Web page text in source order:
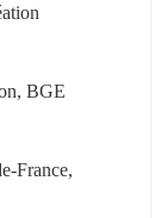
BGE
France,